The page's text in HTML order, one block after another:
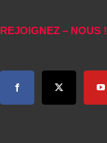
REJOIGNEZ – NOUS !